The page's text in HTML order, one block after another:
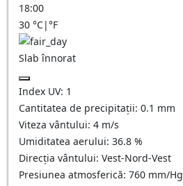
18:00
30 °C|°F
Slab înnorat
Index UV: 1
Cantitatea de precipitații: 0.1 mm
Viteza vântului: 4 m/s
Umiditatea aerului: 36.8 %
Direcția vântului: Vest-Nord-Vest
Presiunea atmosferică: 760 mm/Hg